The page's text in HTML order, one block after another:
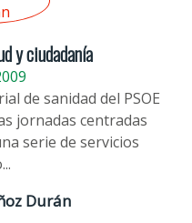
y ciudadanía
de sanidad del PSOE
jornadas centradas
serie de servicios
Durán